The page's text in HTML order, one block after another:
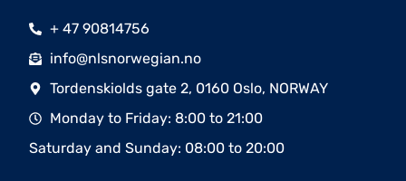
+ 47 90814756
info@nlsnorwegian.no
Tordenskiolds gate 2, 0160 Oslo, NORWAY
Monday to Friday: 8:00 to 21:00
Saturday and Sunday: 08:00 to 20:00